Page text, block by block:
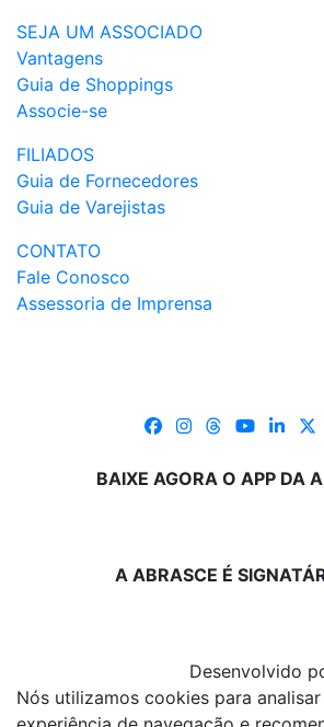
SEJA UM ASSOCIADO
Vantagens
Guia de Shoppings
Associe-se
FILIADOS
Guia de Fornecedores
Guia de Varejistas
CONTATO
Fale Conosco
Assessoria de Imprensa
BAIXE AGORA O APP DA
A ABRASCE É
Desenvolvido
Nós utilizamos cookies para